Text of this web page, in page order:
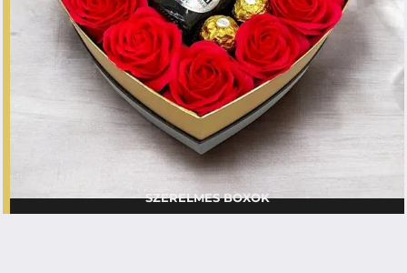
SZERELMES BOXOK